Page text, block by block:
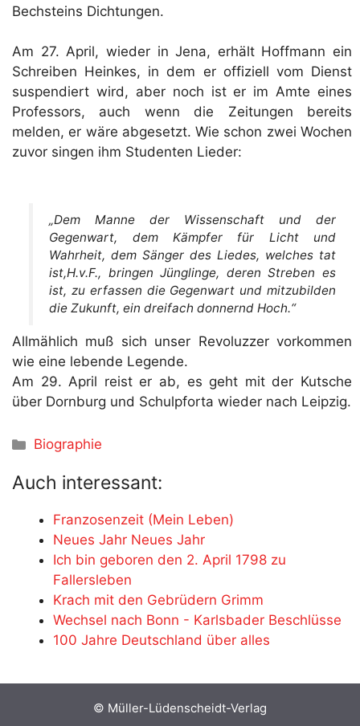
Bechsteins Dichtungen.
Am 27. April, wieder in Jena, erhält Hoffmann ein
Schreiben Heinkes, in dem er offiziell vom Dienst
suspendiert wird, aber noch ist er im Amte eines
Professors, auch wenn die Zeitungen bereits
melden, er wäre abgesetzt. Wie schon zwei Wochen
zuvor singen ihm Studenten Lieder:
„Dem Manne der Wissenschaft und der
Gegenwart, dem Kämpfer für Licht und
Wahrheit, dem Sänger des Liedes, welches tat
ist,H.v.F., bringen Jünglinge, deren Streben es
ist, zu erfassen die Gegenwart und mitzubilden
die Zukunft, ein dreifach donnernd Hoch.“
Allmählich muß sich unser Revoluzzer vorkommen
wie eine lebende Legende.
Am 29. April reist er ab, es geht mit der Kutsche
über Dornburg und Schulpforta wieder nach Leipzig.
Kategorien
Biographie
Auch interessant:
Franzosenzeit (Mein Leben)
Neues Jahr Neues Jahr
Ich bin geboren den 2. April 1798 zu
Fallersleben
Krach mit den Gebrüdern Grimm
Wechsel nach Bonn - Karlsbader Beschlüsse
100 Jahre Deutschland über alles
© Müller-Lüdenscheidt-Verlag